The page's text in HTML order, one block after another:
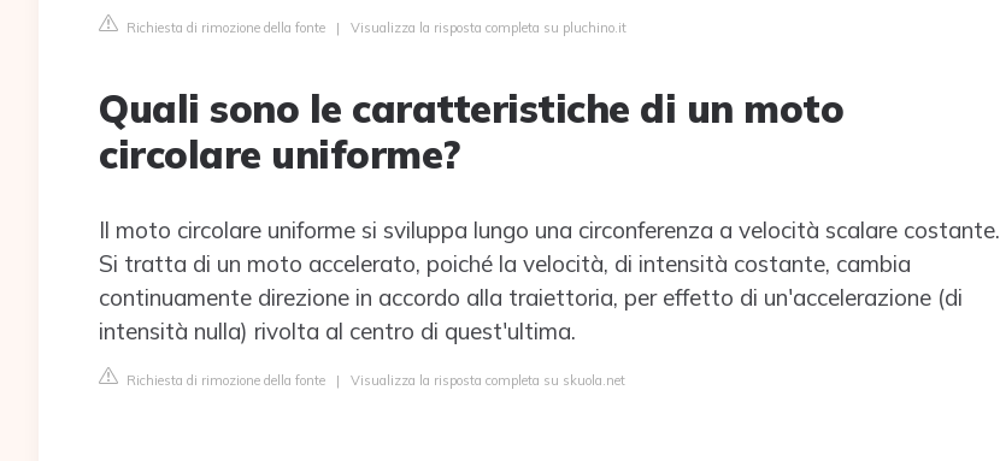
Richiesta di rimozione della fonte | Visualizza la risposta completa su pluchino.it
Quali sono le caratteristiche di un moto
circolare uniforme?
Il moto circolare uniforme si sviluppa lungo una circonferenza a velocità scalare costante.
Si tratta di un moto accelerato, poiché la velocità, di intensità costante, cambia
continuamente direzione in accordo alla traiettoria, per effetto di un'accelerazione (di
intensità nulla) rivolta al centro di quest'ultima.
Richiesta di rimozione della fonte | Visualizza la risposta completa su skuola.net